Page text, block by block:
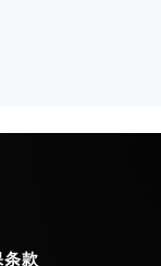
门特
师
条款